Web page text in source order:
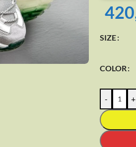
SIZE
COLOR
- +